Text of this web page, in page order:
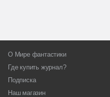
О Мире фантастики
Где купить журнал?
Подписка
Наш магазин